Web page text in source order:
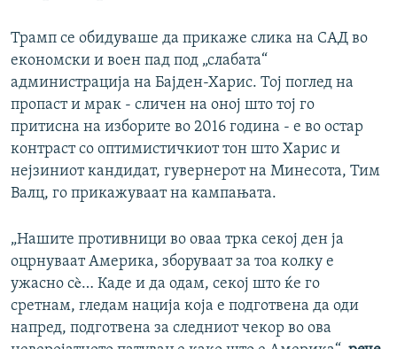
Трамп се обидуваше да прикаже слика на САД во
економски и воен пад под „слабата“
администрација на Бајден-Харис. Тој поглед на
пропаст и мрак - сличен на оној што тој го
притисна на изборите во 2016 година - е во остар
контраст со оптимистичкиот тон што Харис и
нејзиниот кандидат, гувернерот на Минесота, Тим
Валц, го прикажуваат на кампањата.
„Нашите противници во оваа трка секој ден ја
оцрнуваат Америка, зборуваат за тоа колку е
ужасно сè… Каде и да одам, секој што ќе го
сретнам, гледам нација која е подготвена да оди
напред, подготвена за следниот чекор во ова